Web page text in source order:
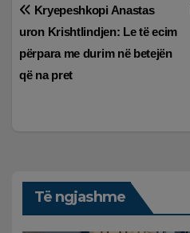
Lëvizje
te
postimet
Kryepeshkopi Anastas
uron Krishtlindjen: Le të ecim
përpara me durim në betejën
që na pret
Të ngjashme